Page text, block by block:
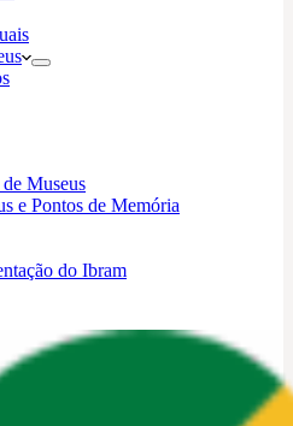
Museus
e Pontos de Memória
do Ibram